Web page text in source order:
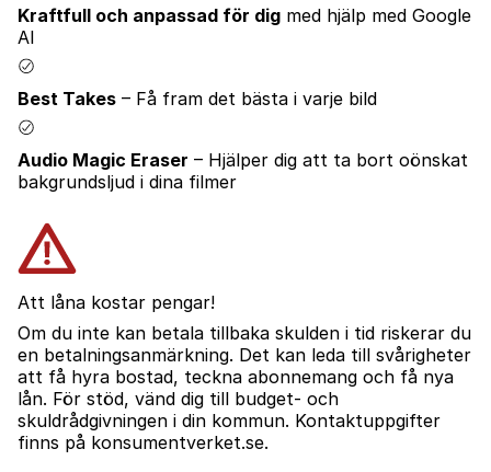
Kraftfull och anpassad för dig med hjälp med Google
AI
Best Takes – Få fram det bästa i varje bild
Audio Magic Eraser – Hjälper dig att ta bort oönskat
bakgrundsljud i dina filmer
Att låna kostar pengar!
Om du inte kan betala tillbaka skulden i tid riskerar du
en betalningsanmärkning. Det kan leda till svårigheter
att få hyra bostad, teckna abonnemang och få nya
lån. För stöd, vänd dig till budget- och
skuldrådgivningen i din kommun. Kontaktuppgifter
finns på konsumentverket.se.